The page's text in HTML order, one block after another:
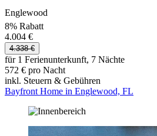
Englewood
8% Rabatt
4.004 €
4.338 €
für 1 Ferienunterkunft, 7 Nächte
572 € pro Nacht
inkl. Steuern & Gebühren
Bayfront Home in Englewood, FL